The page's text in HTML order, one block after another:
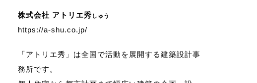
株式会社 アトリエ秀 しゅう
https://a-shu.co.jp/
「アトリエ秀」は全国で活動を展開する建築設計事
務所です。